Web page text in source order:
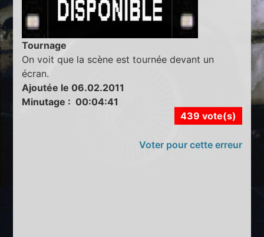
Tournage
On voit que la scène est tournée devant un
écran.
Ajoutée le 06.02.2011
Minutage : 00:04:41
439 vote(s)
Voter pour cette erreur